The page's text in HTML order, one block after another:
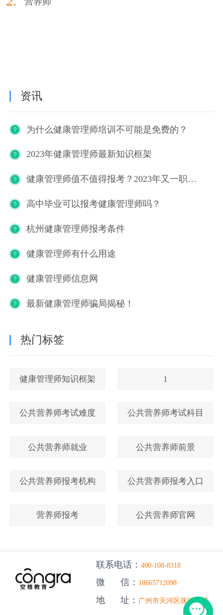
资讯
为什么健康管理师培训不可能是免费的？
2023年健康管理师最新知识框架
健康管理师值不值得报考？2023年又一职业技能等级证书重磅人才政策发布！
高中毕业可以报考健康管理师吗？
杭州健康管理师报考条件
健康管理师有什么用途
健康管理师信息网
最新健康管理师骗局揭秘！
热门标签
健康管理师知识框架 1
公共营养师考试难度 公共营养师考试科目
公共营养师就业 公共营养师前景
公共营养师报考机构 公共营养师报考入口
营养师报考 公共营养师官网
联系电话： 400-108-8318
微 信： 18665712098
地 址： 广州市天河区珠江新城